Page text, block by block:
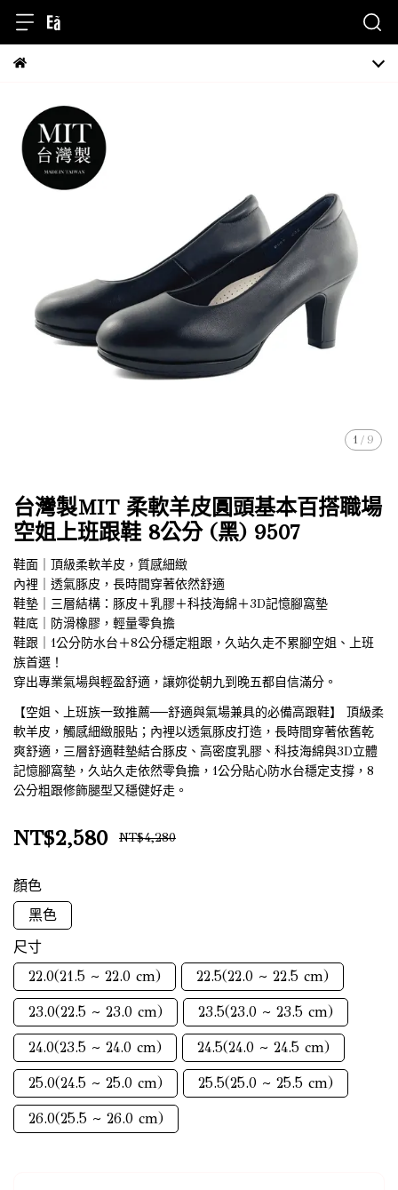
1 / 9
台灣製MIT 柔軟羊皮圓頭基本百搭職場
空姐上班跟鞋 8公分 (黑) 9507
鞋面｜頂級柔軟羊皮，質感細緻
內裡｜透氣豚皮，長時間穿著依然舒適
鞋墊｜三層結構：豚皮＋乳膠＋科技海綿＋3D記憶腳窩墊
鞋底｜防滑橡膠，輕量零負擔
鞋跟｜1公分防水台＋8公分穩定粗跟，久站久走不累腳空姐、上班
族首選！
穿出專業氣場與輕盈舒適，讓妳從朝九到晚五都自信滿分。
【空姐、上班族一致推薦──舒適與氣場兼具的必備高跟鞋】 頂級柔
軟羊皮，觸感細緻服貼；內裡以透氣豚皮打造，長時間穿著依舊乾
爽舒適，三層舒適鞋墊結合豚皮、高密度乳膠、科技海綿與3D立體
記憶腳窩墊，久站久走依然零負擔，1公分貼心防水台穩定支撐，8
公分粗跟修飾腿型又穩健好走。
NT$2,580 NT$4,280
顏色
黑色
尺寸
22.0(21.5 ~ 22.0 cm)
22.5(22.0 ~ 22.5 cm)
23.0(22.5 ~ 23.0 cm) 23.5(23.0 ~ 23.5 cm)
24.0(23.5 ~ 24.0 cm) 24.5(24.0 ~ 24.5 cm)
25.0(24.5 ~ 25.0 cm) 25.5(25.0 ~ 25.5 cm)
26.0(25.5 ~ 26.0 cm)